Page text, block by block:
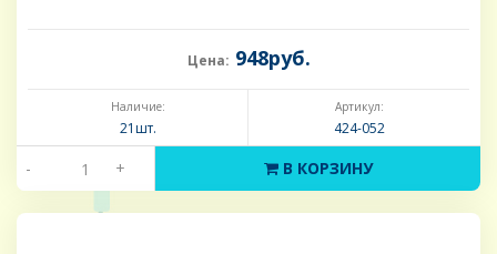
Цена: 948руб.
Наличие:
21шт.
Артикул:
424-052
- + В КОРЗИНУ